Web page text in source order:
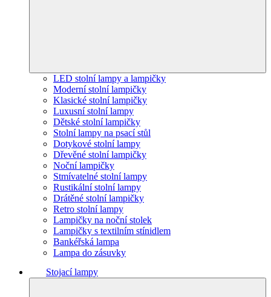
LED stolní lampy a lampičky
Moderní stolní lampičky
Klasické stolní lampičky
Luxusní stolní lampy
Dětské stolní lampičky
Stolní lampy na psací stůl
Dotykové stolní lampy
Dřevěné stolní lampičky
Noční lampičky
Stmívatelné stolní lampy
Rustikální stolní lampy
Drátěné stolní lampičky
Retro stolní lampy
Lampičky na noční stolek
Lampičky s textilním stínidlem
Bankéřská lampa
Lampa do zásuvky
Stojací lampy